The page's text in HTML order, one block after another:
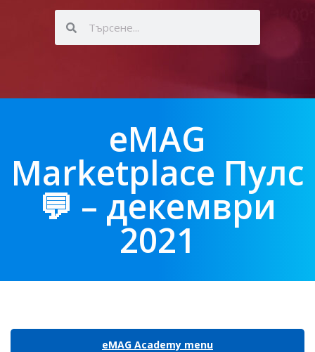
eMAG
Marketplace Пулс
💬 – декември
2021
eMAG Academy menu